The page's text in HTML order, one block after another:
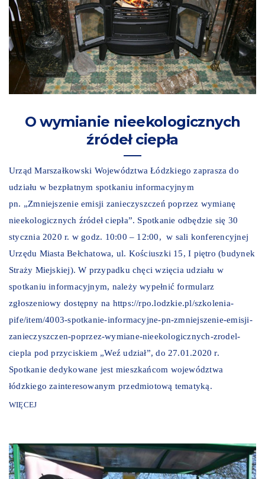
O wymianie nieekologicznych
źródeł ciepła
Urząd Marszałkowski Województwa Łódzkiego zaprasza do
udziału w bezpłatnym spotkaniu informacyjnym
pn. „Zmniejszenie emisji zanieczyszczeń poprzez wymianę
nieekologicznych źródeł ciepła”. Spotkanie odbędzie się 30
stycznia 2020 r. w godz. 10:00 – 12:00, w sali konferencyjnej
Urzędu Miasta Bełchatowa, ul. Kościuszki 15, I piętro (budynek
Straży Miejskiej). W przypadku chęci wzięcia udziału w
spotkaniu informacyjnym, należy wypełnić formularz
zgłoszeniowy dostępny na https://rpo.lodzkie.pl/szkolenia-
pife/item/4003-spotkanie-informacyjne-pn-zmniejszenie-emisji-
zanieczyszczen-poprzez-wymiane-nieekologicznych-zrodel-
ciepla pod przyciskiem „Weź udział”, do 27.01.2020 r.
Spotkanie dedykowane jest mieszkańcom województwa
łódzkiego zainteresowanym przedmiotową tematyką.
WIĘCEJ